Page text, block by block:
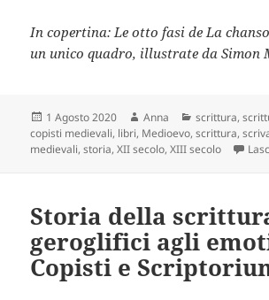
In copertina: Le otto fasi de La
un unico quadro, illustrate da Simon
Scritto
il
1 Agosto 2020 Autore
Anna Categorie
scrittura,
copisti medievali, libri, Medioevo,scrittura,
medievali,storia,XII secolo,XIII secolo
Storia della
geroglifici agli
Copisti e